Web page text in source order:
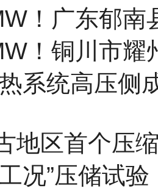
！广东郁南
！铜川市耀
系统高压侧
地区首个压
况”压储试验